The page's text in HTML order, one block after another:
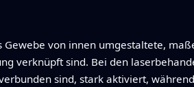
von innen umgestaltete,
verknüpft sind. Bei den
sind, stark aktiviert,